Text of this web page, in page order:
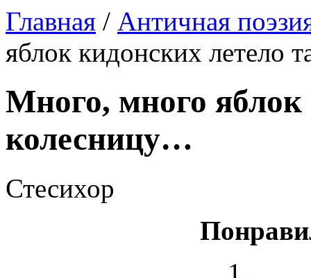
Главная / Античная
яблок кидонских летело
Много, много яблок
колесницу…
Стесихор